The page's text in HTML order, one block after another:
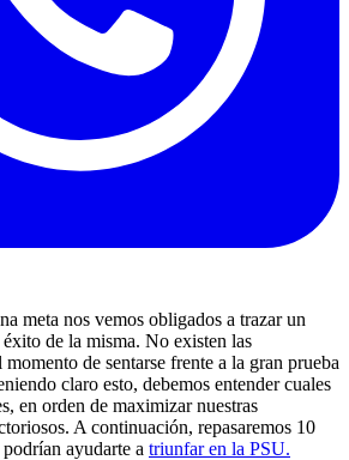
meta nos vemos obligados a trazar un
de la misma. No existen las
de sentarse frente a la gran prueba
claro esto, debemos entender cuales
en orden de maximizar nuestras
A continuación, repasaremos 10
ayudarte a triunfar en la PSU.